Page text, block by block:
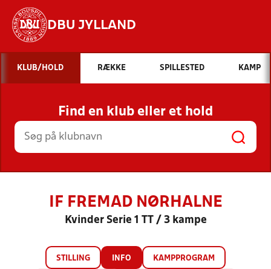
DBU JYLLAND
Hvad vil du søge efter?
INDHOLD OG NYHEDER
STILLINGER, RESULTATER, KLUBBER OG
HOLD
KLUB/HOLD RÆKKE SPILLESTED KAMP
Find en klub eller et hold
IF FREMAD NØRHALNE
Kvinder Serie 1 TT / 3 kampe
STILLING INFO KAMPPROGRAM